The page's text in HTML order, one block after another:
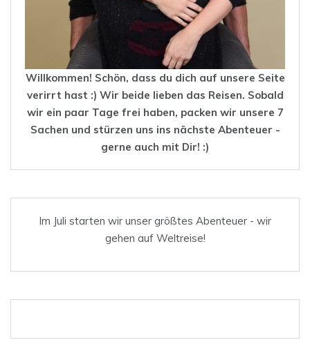
Willkommen! Schön, dass du dich auf unsere Seite
verirrt hast :) Wir beide lieben das Reisen. Sobald
wir ein paar Tage frei haben, packen wir unsere 7
Sachen und stürzen uns ins nächste Abenteuer -
gerne auch mit Dir! :)
Im Juli starten wir unser größtes Abenteuer - wir
gehen auf Weltreise!